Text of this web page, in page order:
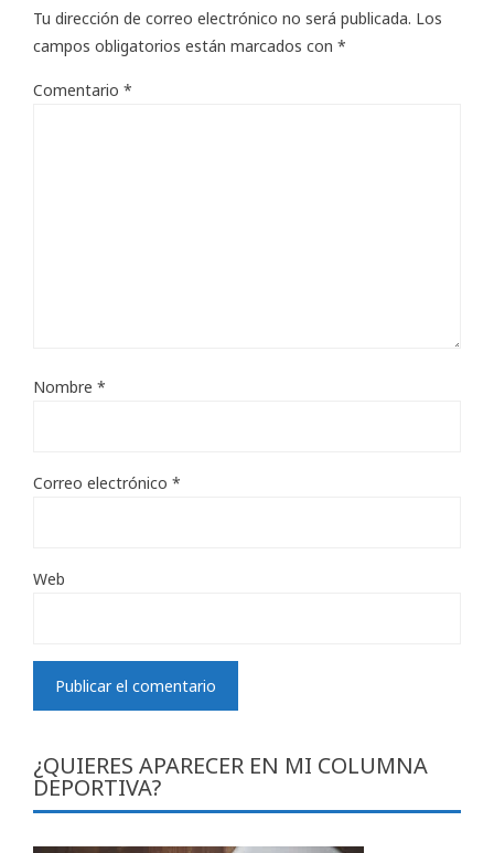
Tu dirección de correo electrónico no será publicada. Los
campos obligatorios están marcados con *
Comentario *
Nombre *
Correo electrónico *
Web
¿QUIERES APARECER EN MI COLUMNA
DEPORTIVA?